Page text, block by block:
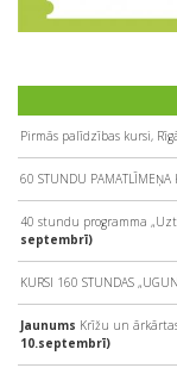
Pirmās palīdzības kursi,
60 STUNDU PAMATLĪMEŅA
40 stundu programma
septembrī)
KURSI 160 STUNDAS
Jaunums Krīžu un
10.septembrī)